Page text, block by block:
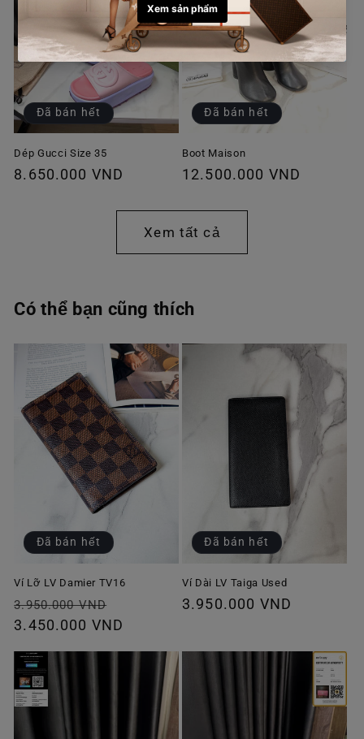
Đã bán hết
Dép Gucci Size 35
Giá
8.650.000 VND
Đã bán hết
Boot Maison
Giá
thường
12.500.000 VND
Xem tất cả
Có thể bạn cũng thích
Đã bán hết
Ví Lỡ LV Damier TV16
Giá
thông
3.950.000 VND
ưu
3.450.000 VND
Đã bán hết
Ví Dài LV Taiga Used
Giá
3.950.000 VND